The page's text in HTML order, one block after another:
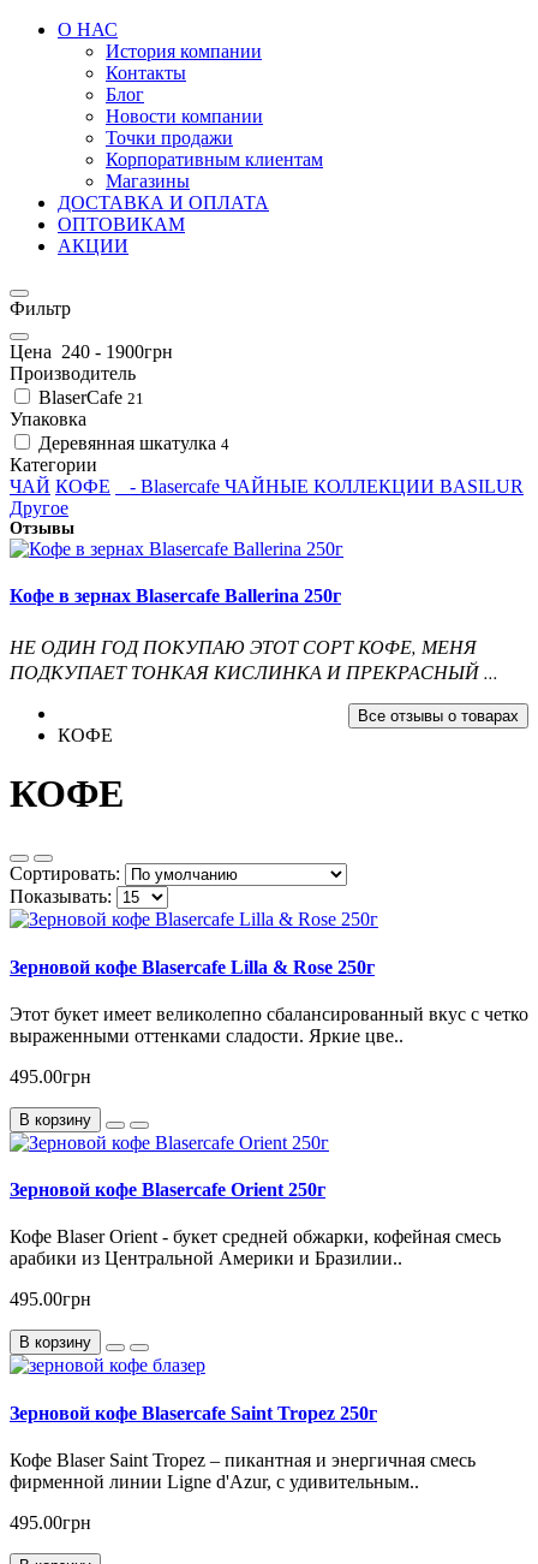
О НАС
История компании
Контакты
Блог
Новости компании
Точки продажи
Корпоративным клиентам
Магазины
ДОСТАВКА И ОПЛАТА
ОПТОВИКАМ
АКЦИИ
Фильтр
Цена 240 - 1900грн
Производитель
BlaserCafe 21
Упаковка
Деревянная шкатулка 4
Категории
ЧАЙ КОФЕ - Blasercafe ЧАЙНЫЕ КОЛЛЕКЦИИ BASILUR
Другое
Отзывы
Кофе в зернах Blasercafe Ballerina 250г
НЕ ОДИН ГОД ПОКУПАЮ ЭТОТ СОРТ КОФЕ, МЕНЯ
ПОДКУПАЕТ ТОНКАЯ КИСЛИНКА И ПРЕКРАСНЫЙ ...
Все отзывы о товарах
КОФЕ
КОФЕ
Сортировать:
Показывать:
Зерновой кофе Blasercafe Lilla & Rose 250г
Этот букет имеет великолепно сбалансированный вкус с четко
выраженными оттенками сладости. Яркие цве..
495.00грн
В корзину
Зерновой кофе Blasercafe Orient 250г
Кофе Blaser Orient - букет средней обжарки, кофейная смесь
арабики из Центральной Америки и Бразилии..
495.00грн
В корзину
Зерновой кофе Blasercafe Saint Tropez 250г
Кофе Blaser Saint Tropez – пикантная и энергичная смесь
фирменной линии Ligne d'Azur, с удивительным..
495.00грн